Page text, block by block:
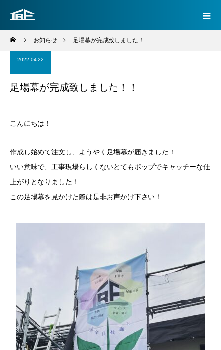
お知らせ 足場幕が完成致しました！！
2022.04.22
足場幕が完成致しました！！
こんにちは！
作成し始めて注文し、ようやく足場幕が届きました！
いい意味で、工事現場らしくないとてもポップでキャッチーな仕
上がりとなりました！
この足場幕を見かけた際は是非お声かけ下さい！